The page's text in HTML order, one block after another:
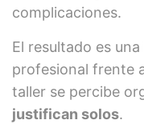
complicaciones.
El resultado es
profesional frente
taller se percibe
justifican solos.